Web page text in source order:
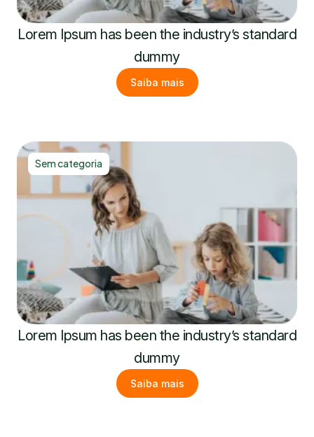
Lorem Ipsum has been the industry’s standard
dummy
Saiba mais
Sem categoria
Lorem Ipsum has been the industry’s standard
dummy
Saiba mais